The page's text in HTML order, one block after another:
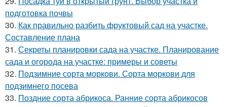
подготовка почвы
30. Как правильно разбить фруктовый сад на участке.
Составление плана
31. Секреты планировки сада на участке. Планирование
сада и огорода на участке: примеры и советы
32. Подзимние сорта моркови. Сорта моркови для
подзимнего посева
33. Поздние сорта абрикоса. Ранние сорта абрикосов